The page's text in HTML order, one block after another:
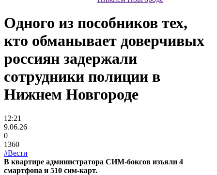
Одного из пособников тех,
кто обманывает доверчивых
россиян задержали
сотрудники полиции в
Нижнем Новгороде
12:21
9.06.26
0
1360
#Вести
В квартире администратора СИМ-боксов изъяли 4
смартфона и 510 сим-карт.